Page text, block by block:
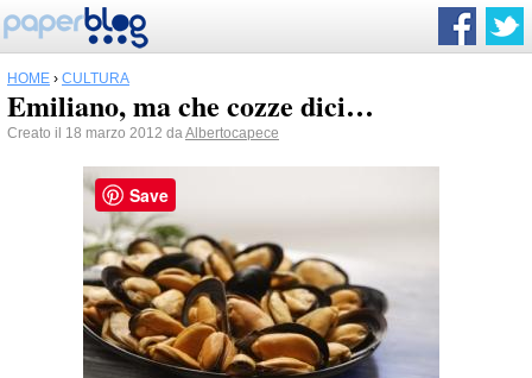
HOME › CULTURA
Emiliano, ma che cozze dici…
Creato il 18 marzo 2012 daAlbertocapece
Save